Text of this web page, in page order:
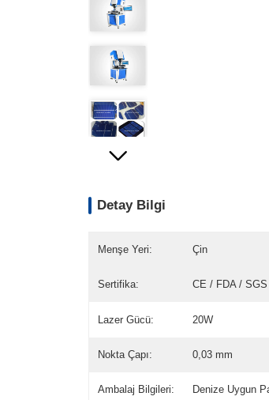
Detay Bilgi
Menşe Yeri: Çin
Sertifika: CE / FDA /
Lazer Gücü: 20W
Nokta Çapı: 0,03 mm
Ambalaj Bilgileri: Denize Uygun